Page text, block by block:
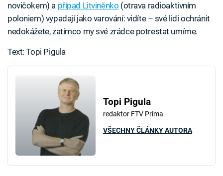
novičokem) a případ Litviněnko (otrava radioaktivním
poloniem) vypadají jako varování: vidíte – své lidi ochránit
nedokážete, zatímco my své zrádce potrestat umíme.
Text: Topi Pigula
Topi Pigula
redaktor FTV Prima
VŠECHNY ČLÁNKY AUTORA